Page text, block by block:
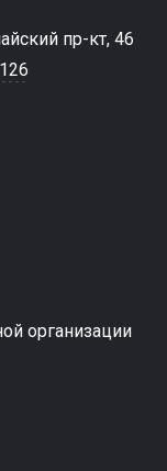
пр-кт, 46
организации